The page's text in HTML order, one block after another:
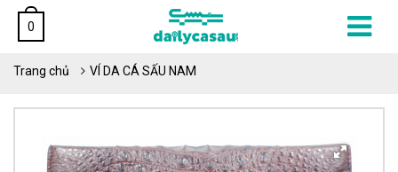
0
Trang chủ VÍ DA CÁ SẤU NAM